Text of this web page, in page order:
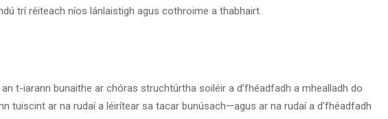
trí réiteach níos lánlaistigh agus cothroime a thabhairt.
t-iarann bunaithe ar chóras struchtúrtha soiléir a d’fhéadfadh a mhealladh do
tuiscint ar na rudaí a léirítear sa tacar bunúsach—agus ar na rudaí a d’fhéadfadh